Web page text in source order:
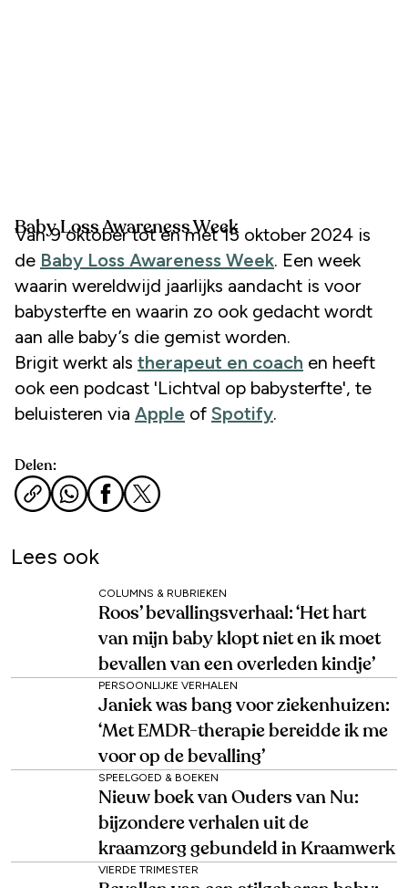
Baby Loss Awareness Week
Van 9 oktober tot en met 15 oktober 2024 is
de Baby Loss Awareness Week. Een week
waarin wereldwijd jaarlijks aandacht is voor
babysterfte en waarin zo ook gedacht wordt
aan alle baby’s die gemist worden.
Brigit werkt als therapeut en coach en heeft
ook een podcast 'Lichtval op babysterfte', te
beluisteren via Apple of Spotify.
Delen:
Lees ook
COLUMNS & RUBRIEKEN
Roos’ bevallingsverhaal: ‘Het hart
van mijn baby klopt niet en ik moet
bevallen van een overleden kindje’
PERSOONLIJKE VERHALEN
Janiek was bang voor ziekenhuizen:
‘Met EMDR-therapie bereidde ik me
voor op de bevalling’
SPEELGOED & BOEKEN
Nieuw boek van Ouders van Nu:
bijzondere verhalen uit de
kraamzorg gebundeld in Kraamwerk
VIERDE TRIMESTER